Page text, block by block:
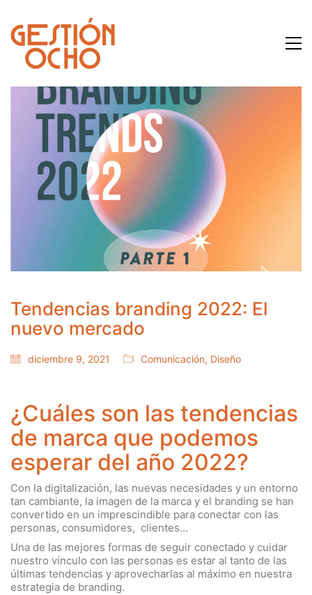
Tendencias branding 2022: El
nuevo mercado
diciembre 9, 2021 Comunicación, Diseño
¿Cuáles son las tendencias
de marca que podemos
esperar del año 2022?
Con la digitalización, las nuevas necesidades y un entorno
tan cambiante, la imagen de la marca y el branding se han
convertido en un imprescindible para conectar con las
personas, consumidores, clientes…
Una de las mejores formas de seguir conectado y cuidar
nuestro vínculo con las personas es estar al tanto de las
últimas tendencias y aprovecharlas al máximo en nuestra
estrategia de branding.